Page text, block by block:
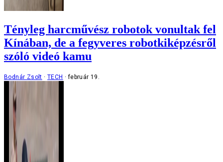
Tényleg harcművész robotok vonultak fel
Kínában, de a fegyveres robotkiképzésről
szóló videó kamu
Bodnár Zsolt TECH február 19.